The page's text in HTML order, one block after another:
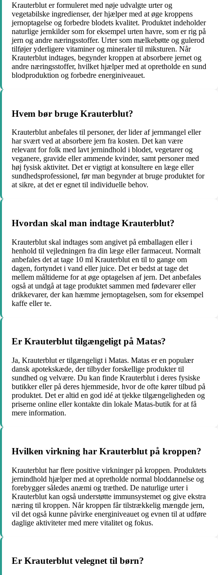
Krauterblut er formuleret med nøje udvalgte urter og
vegetabilske ingredienser, der hjælper med at øge kroppens
jernoptagelse og forbedre blodets kvalitet. Produktet indeholder
naturlige jernkilder som for eksempel urten havre, som er rig på
jern og andre næringsstoffer. Urter som mælkebøtte og gulerod
tilføjer yderligere vitaminer og mineraler til miksturen. Når
Krauterblut indtages, begynder kroppen at absorbere jernet og
andre næringsstoffer, hvilket hjælper med at opretholde en sund
blodproduktion og forbedre energiniveauet.
Hvem bør bruge Krauterblut?
Krauterblut anbefales til personer, der lider af jernmangel eller
har svært ved at absorbere jern fra kosten. Det kan være
relevant for folk med lavt jernindhold i blodet, vegetarer og
veganere, gravide eller ammende kvinder, samt personer med
høj fysisk aktivitet. Det er vigtigt at konsultere en læge eller
sundhedsprofessionel, før man begynder at bruge produktet for
at sikre, at det er egnet til individuelle behov.
Hvordan skal man indtage Krauterblut?
Krauterblut skal indtages som angivet på emballagen eller i
henhold til vejledningen fra din læge eller farmaceut. Normalt
anbefales det at tage 10 ml Krauterblut en til to gange om
dagen, fortyndet i vand eller juice. Det er bedst at tage det
mellem måltiderne for at øge optagelsen af jern. Det anbefales
også at undgå at tage produktet sammen med fødevarer eller
drikkevarer, der kan hæmme jernoptagelsen, som for eksempel
kaffe eller te.
Er Krauterblut tilgængeligt på Matas?
Ja, Krauterblut er tilgængeligt i Matas. Matas er en populær
dansk apotekskæde, der tilbyder forskellige produkter til
sundhed og velvære. Du kan finde Krauterblut i deres fysiske
butikker eller på deres hjemmeside, hvor de ofte kører tilbud på
produktet. Det er altid en god idé at tjekke tilgængeligheden og
priserne online eller kontakte din lokale Matas-butik for at få
mere information.
Hvilken virkning har Krauterblut på kroppen?
Krauterblut har flere positive virkninger på kroppen. Produktets
jernindhold hjælper med at opretholde normal bloddannelse og
forebygger således anæmi og træthed. De naturlige urter i
Krauterblut kan også understøtte immunsystemet og give ekstra
næring til kroppen. Når kroppen får tilstrækkelig mængde jern,
vil det også kunne påvirke energiniveauet og evnen til at udføre
daglige aktiviteter med mere vitalitet og fokus.
Er Krauterblut velegnet til børn?